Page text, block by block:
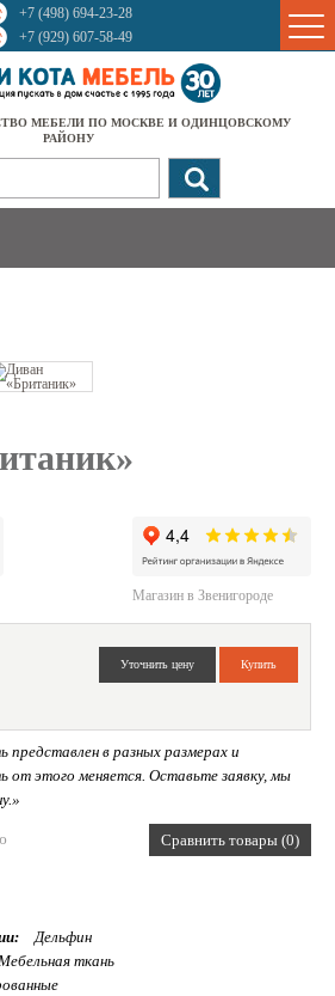
+7 (498) 694-23-28
+7 (929) 607-58-49
МЕБЕЛИ ПО МОСКВЕ И ОДИНЦОВСКОМУ
РАЙОНУ
Магазин в Звенигороде
в разных размерах и
от этого меняется. Оставьте заявку, мы
Сравнить товары (0)
Дельфин
ткань